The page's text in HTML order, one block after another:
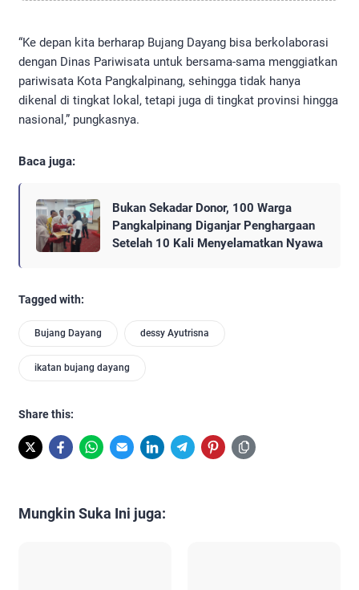
“Ke depan kita berharap Bujang Dayang bisa berkolaborasi
dengan Dinas Pariwisata untuk bersama-sama menggiatkan
pariwisata Kota Pangkalpinang, sehingga tidak hanya
dikenal di tingkat lokal, tetapi juga di tingkat provinsi hingga
nasional,” pungkasnya.
Baca juga:
Bukan Sekadar Donor, 100 Warga
Pangkalpinang Diganjar Penghargaan
Setelah 10 Kali Menyelamatkan Nyawa
Tagged with:
Bujang Dayang dessy Ayutrisna
ikatan bujang dayang
Share this:
Mungkin Suka Ini juga: